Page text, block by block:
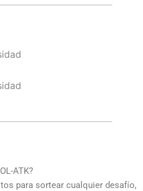
ATK?
para sortear cualquier desafío,